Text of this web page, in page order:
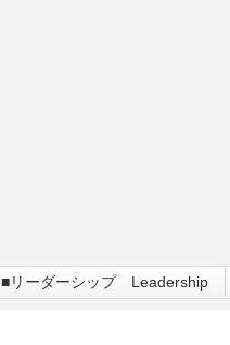
■リーダーシップ Leadership